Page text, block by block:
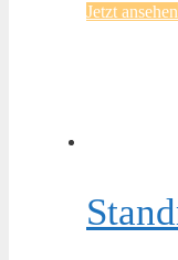
Jetzt ansehen